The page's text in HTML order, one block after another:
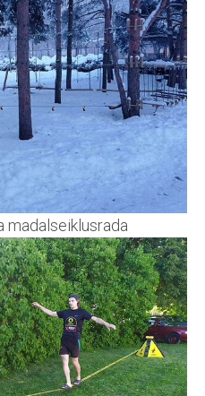
madalseiklusrada